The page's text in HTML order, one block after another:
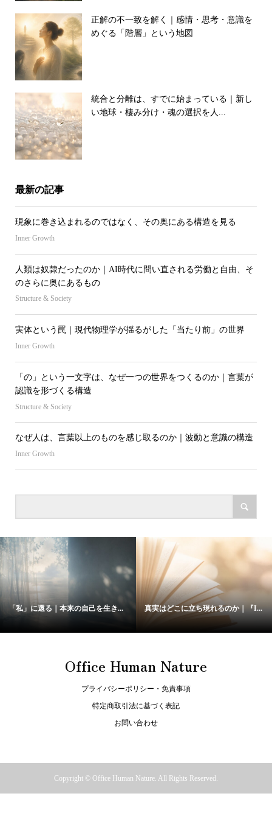
正解の不一致を解く｜感情・思考・意識を
めぐる「階層」という地図
統合と分離は、すでに始まっている｜新し
い地球・棲み分け・魂の選択を人...
最新の記事
現象に巻き込まれるのではなく、その奥にある構造を見る
Inner Growth
人類は奴隷だったのか｜AI時代に問い直される労働と自由、そ
のさらに奥にあるもの
Structure & Society
実体という罠｜現代物理学が揺るがした「当たり前」の世界
Inner Growth
「の」という一文字は、なぜ一つの世界をつくるのか｜言葉が
認識を形づくる構造
Structure & Society
なぜ人は、言葉以上のものを感じ取るのか｜波動と意識の構造
Inner Growth
「私」に還る｜本来の自己を生き... 真実はどこに立ち現れるのか｜『I...
Office Human Nature
プライバシーポリシー・免責事項
特定商取引法に基づく表記
お問い合わせ
Copyright © Office Human Nature. All Rights Reserved.